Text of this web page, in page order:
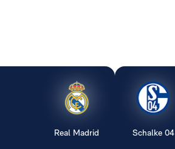
Real Madrid Schalke 04